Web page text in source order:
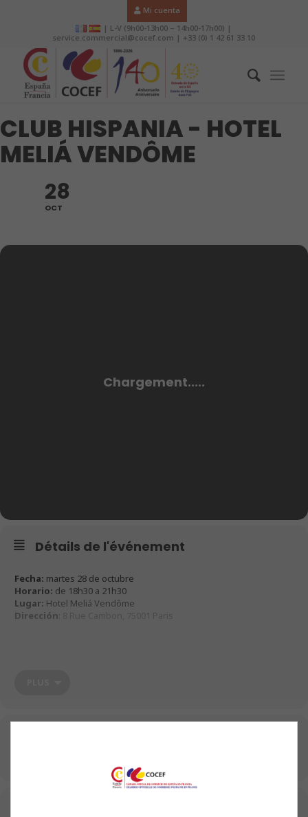
Mi cuenta
| L-V (9h00-13h00 – 14h00-17h00) |
service.commercial@cocef.com | +33 (0) 1 42 61 33 10
CLUB HISPANIA - HOTEL
MELIÁ VENDÔME
28
OCT
Détails de l'événement
Fecha: martes 28 de octubre
Horario: de 18h30 a 21h30
Lugar: Hotel Meliá Vendôme
Dirección: